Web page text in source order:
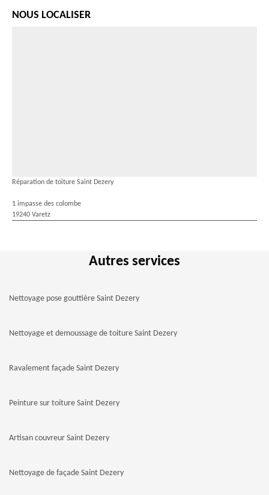
NOUS LOCALISER
Réparation de toiture Saint Dezery
1 impasse des colombe
19240 Varetz
Autres services
Nettoyage pose gouttière Saint Dezery
Nettoyage et demoussage de toiture Saint Dezery
Ravalement façade Saint Dezery
Peinture sur toiture Saint Dezery
Artisan couvreur Saint Dezery
Nettoyage de façade Saint Dezery